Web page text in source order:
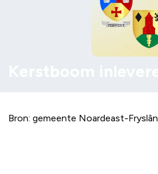
Bron: gemeente Noardeast-Fryslân